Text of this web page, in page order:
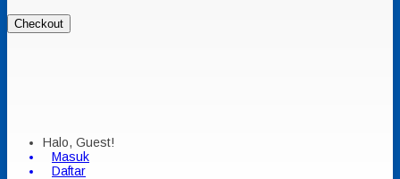
Checkout
Halo, Guest!
Masuk
Daftar